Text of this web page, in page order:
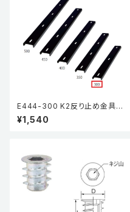
E444-300 K2反り止め金具
高さ13mm
¥1,540